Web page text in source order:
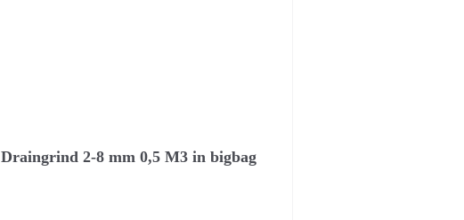
Draingrind 2-8 mm 0,5 M3 in bigbag